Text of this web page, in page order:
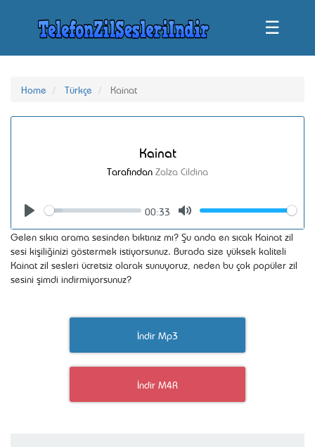
☰
Home Türkçe Kainat
Kainat
Tarafından Zalza Cildina
Seek
00:33
Volume
Gelen sıkıcı arama sesinden bıktınız mı? Şu anda en sıcak Kainat zil
sesi kişiliğinizi göstermek istiyorsunuz. Burada size yüksek kaliteli
Kainat zil sesleri ücretsiz olarak sunuyoruz, neden bu çok popüler zil
sesini şimdi indirmiyorsunuz?
İndir Mp3
İndir M4R